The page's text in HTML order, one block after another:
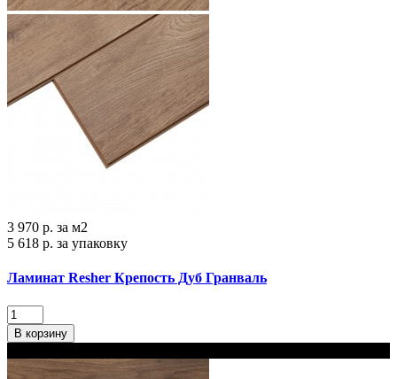
3 970 р. за м2
5 618 р. за упаковку
Ламинат Resher Крепость Дуб Гранваль
В корзину